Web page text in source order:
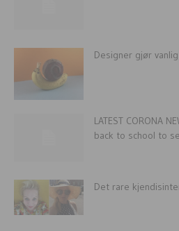
Designer gjør
LATEST CORONA
back to school to
Det rare